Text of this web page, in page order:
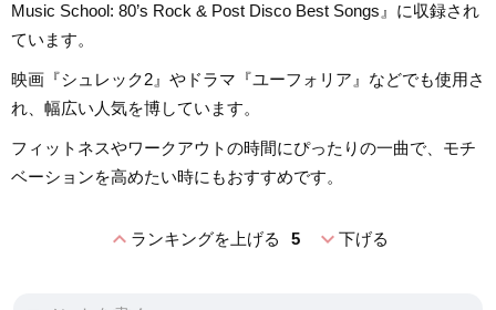
Music School: 80’s Rock & Post Disco Best Songs』に収録され
ています。
映画『シュレック2』やドラマ『ユーフォリア』などでも使用さ
れ、幅広い人気を博しています。
フィットネスやワークアウトの時間にぴったりの一曲で、モチ
ベーションを高めたい時にもおすすめです。
expand_lessランキングを上げる 5 expand_more下げる